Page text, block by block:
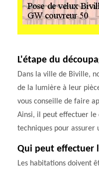
L'étape du
Dans la ville de Biville,
de la lumière à leur
vous conseille de faire
Ainsi, il peut effectuer le
techniques pour
Qui peut effectuer
Les habitations doivent